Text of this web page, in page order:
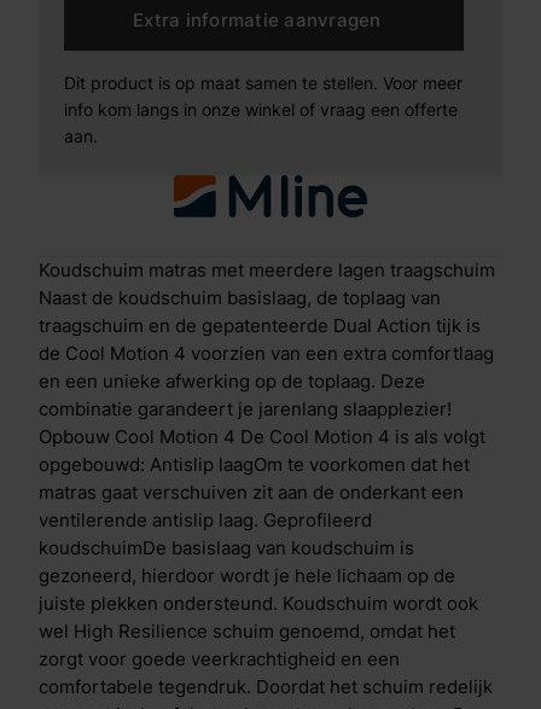
gezoneerd, hierdoor wordt je hele lichaam op de
zorgt voor goede veerkrachtigheid en een
comfortabele tegendruk. Doordat het schuim redelijk
insnijdingen in het schuim zorgen naast de zonering
ook voor extra ventilatie en een goede vochtregulatie.
je van een optimale ventilatie en een goede
warmteafvoer. Je voelt je 's ochtends direct fris en
compleet uitgerust. In de Clima Support-laag is ook
de Body Adapt techniek gebruikt: insnijdingen per
lichaamszone die de druk van je lichaam op het
matras beter verdelen en ondersteunen. Traagschuim
toplaagDe traagschuim toplaag vermindert druk op
heup en schouder. Dit visco-elastisch schuim laat
warmte en vocht beter door dan traditioneel schuim,
terwijl je wel profiteert van dezelfde drukverlagende
eigenschappen. De open structuur van het schuim
ervoor dat je makkelijker kan omdraaien en
vermindert druk op uitstekende lichaamsdelen, zoals
schouders en heupen. Daardoor blijft je doorbloeding
optimaal en worden zenuwen niet afgekneld. De
speciale insnijdingen per lichaamszone zorgen voor
Extra informatie aanvragen
Dit product is op maat samen te stellen. Voor meer
info kom langs in onze winkel of vraag een offerte
aan.
Koudschuim matras met meerdere lagen traagschuim
Naast de koudschuim basislaag, de toplaag van
traagschuim en de gepatenteerde Dual Action tijk is
de Cool Motion 4 voorzien van een extra comfortlaag
en een unieke afwerking op de toplaag. Deze
combinatie garandeert je jarenlang slaapplezier!
Opbouw Cool Motion 4 De Cool Motion 4 is als volgt
opgebouwd: Antislip laagOm te voorkomen dat het
matras gaat verschuiven zit aan de onderkant een
ventilerende antislip laag. Geprofileerd
koudschuimDe basislaag van koudschuim is
gezoneerd, hierdoor wordt je hele lichaam op de
juiste plekken ondersteund. Koudschuim wordt ook
wel High Resilience schuim genoemd, omdat het
zorgt voor goede veerkrachtigheid en een
comfortabele tegendruk. Doordat het schuim redelijk